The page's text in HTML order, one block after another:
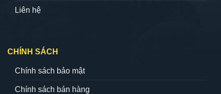
Liên hệ
CHÍNH SÁCH
Chính sách bảo mật
Chính sách bán hàng